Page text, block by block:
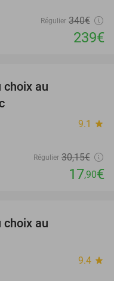
Régulier 340€
239€
choix au
9.1 star
Régulier 30,15€
17,90€
choix au
9.4 star